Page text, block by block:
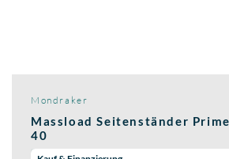
Mondraker
Massload Seitenständer
40